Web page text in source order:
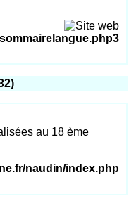
au 18 ème
naudin/index.php